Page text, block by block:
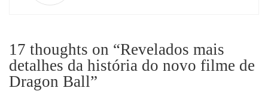
17 thoughts on “Revelados mais
detalhes da história do novo filme de
Dragon Ball”